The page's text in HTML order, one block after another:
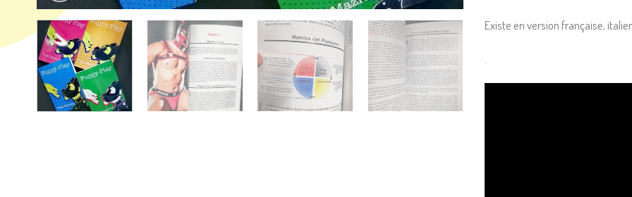
Existe en version française,